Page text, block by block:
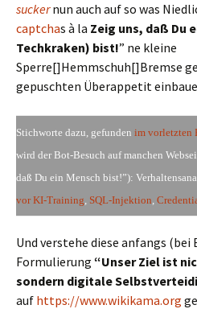
suckernun auch auf so was
captchas à la Zeig uns, daß Du
Techkraken) bist!” ne kleine
Sperre[]Hemmschuh[]Bremse
gepuschten Überappetit
Stichworte dazu, gefunden im vorletzten
wird der Bot-Besuch auf manchen
daß Du ein Mensch bist!”):
vor KI-Training, SQL-Injektion,
Und verstehe diese anfangs (bei
Formulierung “Unser Ziel ist
sondern digitale
auf https://www.wikikama.org